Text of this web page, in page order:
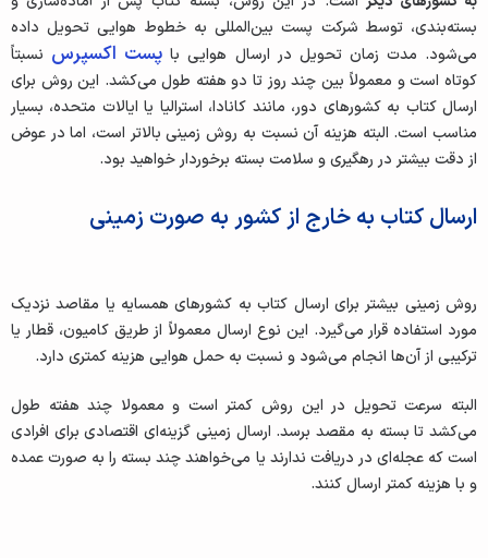
بسته‌بندی، توسط شرکت پست بین‌المللی به خطوط هوایی تحویل داده
می‌شود. مدت زمان تحویل در ارسال هوایی با پست اکسپرس نسبتاً
کوتاه است و معمولاً بین چند روز تا دو هفته طول می‌کشد. این روش برای
ارسال کتاب به کشورهای دور، مانند کانادا، استرالیا یا ایالات متحده، بسیار
مناسب است. البته هزینه آن نسبت به روش زمینی بالاتر است، اما در عوض
از دقت بیشتر در رهگیری و سلامت بسته برخوردار خواهید بود.
ارسال کتاب به خارج از کشور به‌ صورت زمینی
روش زمینی بیشتر برای ارسال کتاب به کشورهای همسایه یا مقاصد نزدیک‌
مورد استفاده قرار می‌گیرد. این نوع ارسال معمولاً از طریق کامیون، قطار یا
ترکیبی از آن‌ها انجام می‌شود و نسبت به حمل هوایی هزینه کمتری دارد.
البته سرعت تحویل در این روش کمتر است و معمولا چند هفته طول
می‌کشد تا بسته به مقصد برسد. ارسال زمینی گزینه‌ای اقتصادی برای افرادی
است که عجله‌ای در دریافت ندارند یا می‌خواهند چند بسته را به‌ صورت عمده
و با هزینه کمتر ارسال کنند.